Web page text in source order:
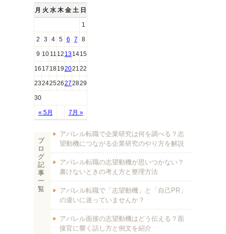
月 火 水 木 金 土 日
« 5月 7月 »
1
2 3 4 5 6 7 8
9 10 11 12 131415
16 17 18192021 22
23242526272829
30
ブ
ロ
グ
記
事
一
覧
アパレル転職で企業研究は何を調べる？志
望動機につながる企業研究のやり方を解説
アパレル転職の志望動機が思いつかない？
書けないときの考え方と整理方法
アパレル転職で「志望動機」と「自己PR」
の違いに迷っていませんか？
アパレル面接の志望動機はどう伝える？面
接官に響く話し方と例文を紹介